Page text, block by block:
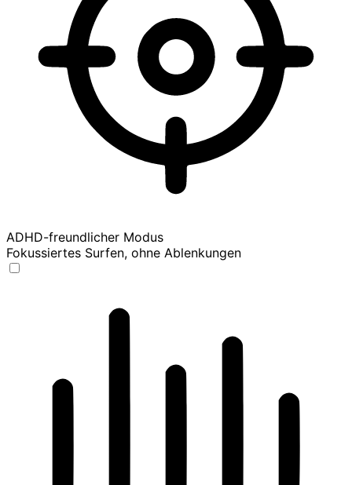
ADHD-freundlicher Modus
Fokussiertes Surfen, ohne Ablenkungen